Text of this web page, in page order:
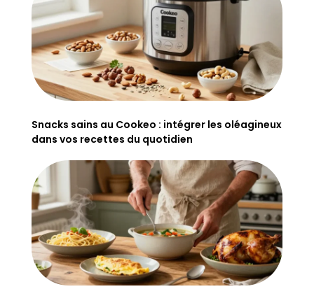
Snacks sains au Cookeo : intégrer les oléagineux
dans vos recettes du quotidien